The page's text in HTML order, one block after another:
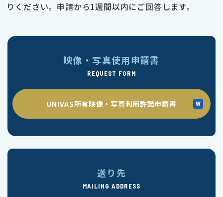
りください。申請から1週間以内にご回答します。
映像・写真使用申請書
REQUEST FORM
UNIVAS所有映像・写真利用許諾申請書
送り先
MAILING ADDRESS